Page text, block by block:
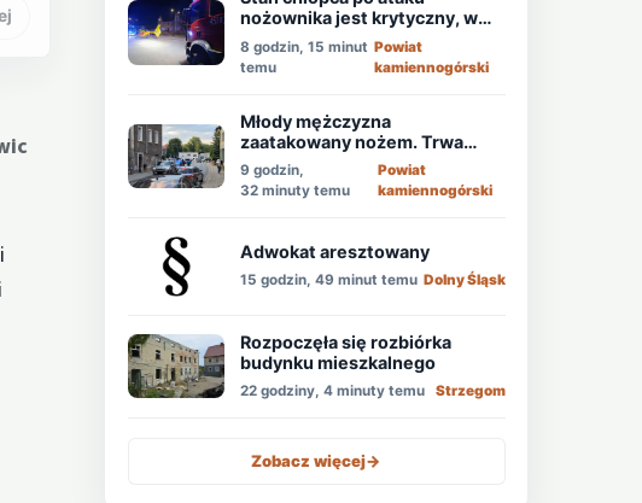
i
nożownika jest krytyczny, w
akcji śmigłowiec LPR!
8 godzin, 15 minut
temu
Powiat
kamiennogórski
Młody mężczyzna
zaatakowany nożem. Trwa
obława!
9 godzin,
32 minuty temu
Powiat
kamiennogórski
Adwokat aresztowany
15 godzin, 49 minut temu Dolny Śląsk
Rozpoczęła się rozbiórka
budynku mieszkalnego
22 godziny, 4 minuty temu Strzegom
Zobacz więcej->